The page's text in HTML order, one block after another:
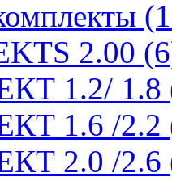
2.00
1.2/ 1.8
1.6 /2.2
2.0 /2.6